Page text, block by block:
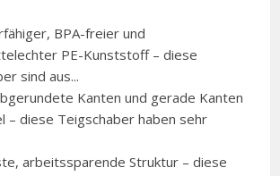
BPA-freier und
PE-Kunststoff – diese
sind aus...
Kanten und gerade Kanten
– diese Teigschaber haben sehr
arbeitssparende Struktur – diese